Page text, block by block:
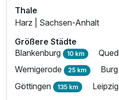
Thale
Harz | Sachsen-Anhalt
Größere Städte
Blankenburg 10 km
Wernigerode 25 km
Göttingen 135 km Leipzig